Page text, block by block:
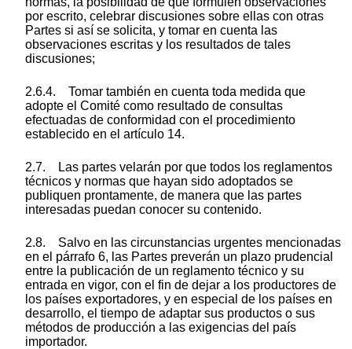
por escrito, celebrar discusiones sobre ellas con otras
Partes si así se solicita, y tomar en cuenta las
observaciones escritas y los resultados de tales
discusiones;
2.6.4. Tomar también en cuenta toda medida que
adopte el Comité como resultado de consultas
efectuadas de conformidad con el procedimiento
establecido en el artículo 14.
2.7. Las partes velarán por que todos los reglamentos
técnicos y normas que hayan sido adoptados se
publiquen prontamente, de manera que las partes
interesadas puedan conocer su contenido.
2.8. Salvo en las circunstancias urgentes mencionadas
en el párrafo 6, las Partes preverán un plazo prudencial
entre la publicación de un reglamento técnico y su
entrada en vigor, con el fin de dejar a los productores de
los países exportadores, y en especial de los países en
desarrollo, el tiempo de adaptar sus productos o sus
métodos de producción a las exigencias del país
importador.